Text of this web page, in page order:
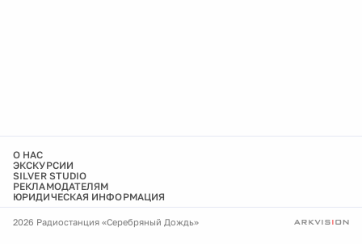
О НАС
ЭКСКУРСИИ
SILVER STUDIO
РЕКЛАМОДАТЕЛЯМ
ЮРИДИЧЕСКАЯ ИНФОРМАЦИЯ
2026 Радиостанция «Серебряный Дождь»